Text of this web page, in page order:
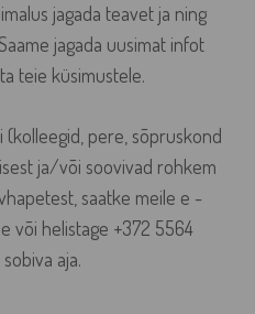
jagada teavet ja ning
jagada uusimat infot
teie küsimustele.
(kolleegid, pere, sõpruskond
ja/või soovivad rohkem
saatke meile e -
või helistage +372 5564
aja.